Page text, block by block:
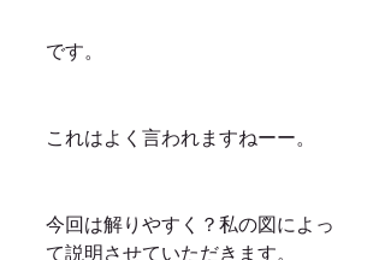
です。
これはよく言われますねーー。
今回は解りやすく？私の図によっ
て説明させていただきます。